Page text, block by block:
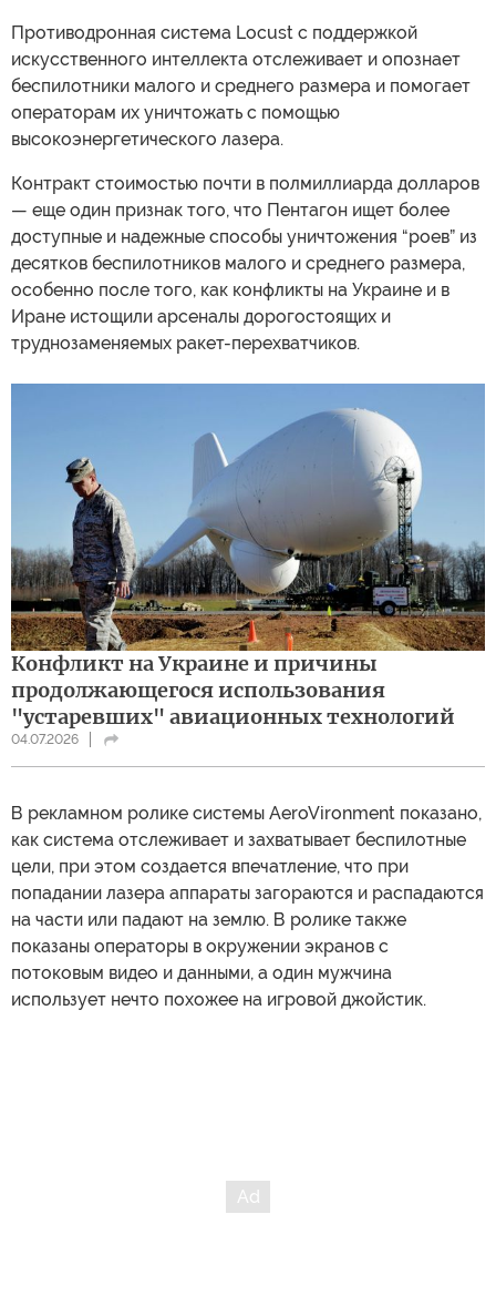
Противодронная система Locust с поддержкой
искусственного интеллекта отслеживает и опознает
беспилотники малого и среднего размера и помогает
операторам их уничтожать с помощью
высокоэнергетического лазера.
Контракт стоимостью почти в полмиллиарда долларов
— еще один признак того, что Пентагон ищет более
доступные и надежные способы уничтожения “роев” из
десятков беспилотников малого и среднего размера,
особенно после того, как конфликты на Украине и в
Иране истощили арсеналы дорогостоящих и
труднозаменяемых ракет-перехватчиков.
Конфликт на Украине и причины
продолжающегося использования
"устаревших" авиационных технологий
04.07.2026
В рекламном ролике системы AeroVironment показано,
как система отслеживает и захватывает беспилотные
цели, при этом создается впечатление, что при
попадании лазера аппараты загораются и распадаются
на части или падают на землю. В ролике также
показаны операторы в окружении экранов с
потоковым видео и данными, а один мужчина
использует нечто похожее на игровой джойстик.